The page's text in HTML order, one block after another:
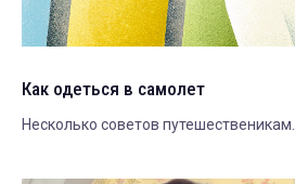
Как одеться в самолет
Несколько советов путешественикам.